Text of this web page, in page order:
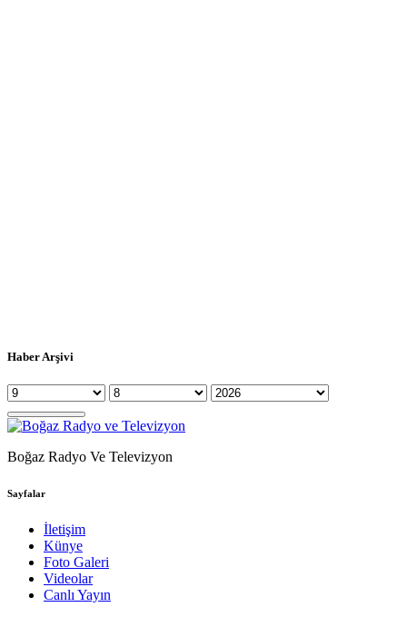
Haber Arşivi
Boğaz Radyo Ve Televizyon
Sayfalar
İletişim
Künye
Foto Galeri
Videolar
Canlı Yayın